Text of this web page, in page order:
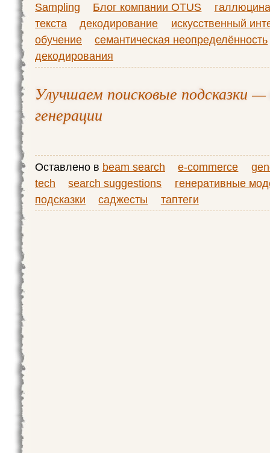
Sampling
Блог компании OTUS
текста
декодирование
искусственный
обучение
семантическая неопределённость
декодирования
Улучшаем поисковые подсказки
генерации
Оставлено в beam search e-commerce
tech
search suggestions
генеративные
подсказки
саджесты таптеги